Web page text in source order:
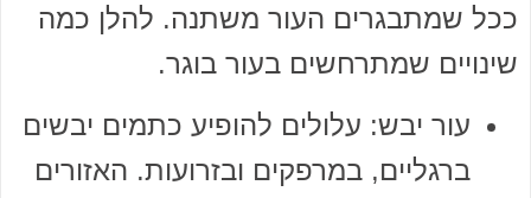
ככל שמתבגרים העור משתנה. להלן כמה
שינויים שמתרחשים בעור בוגר.
עור יבש: עלולים להופיע כתמים יבשים
ברגליים, במרפקים ובזרועות. האזורים